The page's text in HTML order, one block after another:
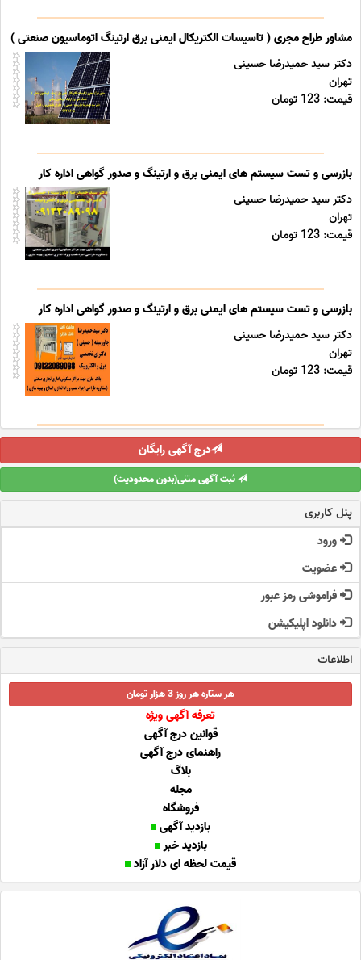
مشاور طراح مجری ( تاسیسات الکتریکال ایمنی برق ارتینگ اتوماسیون صنعتی )
دکتر سید حمیدرضا حسینی
تهران
قیمت: 123 تومان
بازرسی و تست سیستم های ایمنی برق و ارتینگ و صدور گواهی اداره کار
دکتر سید حمیدرضا حسینی
تهران
قیمت: 123 تومان
بازرسی و تست سیستم های ایمنی برق و ارتینگ و صدور گواهی اداره کار
دکتر سید حمیدرضا حسینی
تهران
قیمت: 123 تومان
درج آگهی رایگان
ثبت آگهی متنی(بدون محدودیت)
پنل کاربری
ورود
عضویت
فراموشی رمز عبور
دانلود اپلیکیشن
اطلاعات
هر ستاره هر روز 3 هزار تومان
تعرفه آگهی ویژه
قوانین درج آگهی
راهنمای درج آگهی
بلاگ
مجله
فروشگاه
بازدید آگهی
بازدید خبر
قیمت لحظه ای دلار آزاد